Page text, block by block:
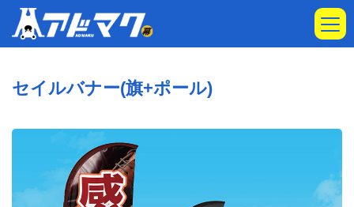
セイルバナー(旗+ポール)